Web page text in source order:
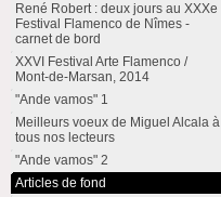
René Robert : deux jours au XXXe
Festival Flamenco de Nîmes -
carnet de bord
XXVI Festival Arte Flamenco /
Mont-de-Marsan, 2014
"Ande vamos" 1
Meilleurs voeux de Miguel Alcala à
tous nos lecteurs
"Ande vamos" 2
Articles de fond